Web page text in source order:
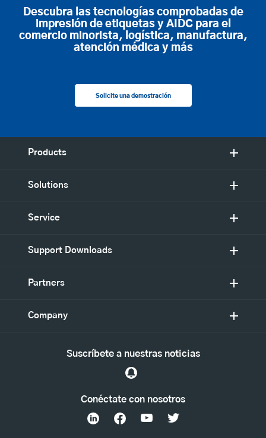
Descubra las tecnologías comprobadas de
impresión de etiquetas y AIDC para el
comercio minorista, logística, manufactura,
atención médica y más
Solicite una demostración
Products
Solutions
Service
Support Downloads
Partners
Company
Conéctate con nosotros
Suscríbete a nuestras noticias